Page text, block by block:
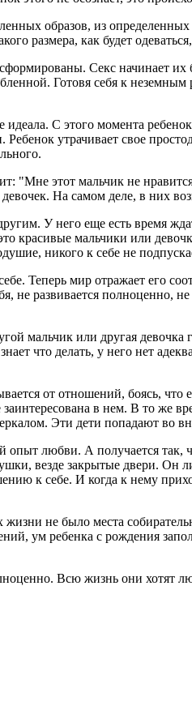
образов, из
размера, как будет
Секс начинает их
Готовя себя к
идеала. С этого момента
утрачивает свое
"Мне этот мальчик не
На самом деле, в них
У него еще есть время
красивые мальчики или
никого к себе не
Теперь мир отражает его
не развивается полноценно,
мальчик или другая
что делать, у него нет
от отношений, боясь,
в нем. В то же
Эти дети попадают во
любви. А получается так,
везде закрытые двери.
к себе. И когда к нему
не было места
ум ребенка с рождения
Всю жизнь они